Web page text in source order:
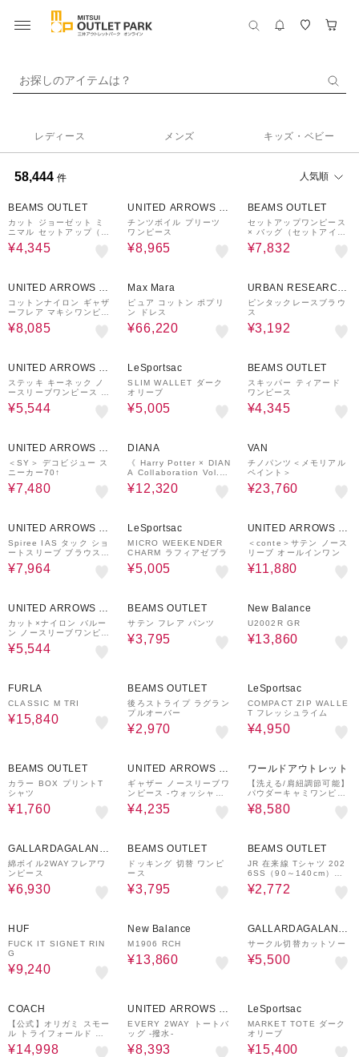
お探しのアイテムは？
レディース メンズ キッズ・ベビー
58,444 件 人気順
BEAMS OUTLET
カット ジョーゼット ミ
ニマル セットアップ（セ
ットアイテム）
¥4,345
UNITED ARROWS O
UTLET
チンツボイル プリーツ
ワンピース
¥8,965
BEAMS OUTLET
セットアップワンピース
× バッグ（セットアイテ
ム）
¥7,832
UNITED ARROWS O
UTLET
コットンナイロン ギャザ
ーフレア マキシワンピー
ス
¥8,085
Max Mara
ピュア コットン ポプリ
ン ドレス
¥66,220
URBAN RESEARCH
ware house
ピンタックレースブラウ
ス
¥3,192
UNITED ARROWS O
UTLET
ステッキ キーネック ノ
ースリーブワンピース ＜
A DAY IN THE LIFE＞
¥5,544
LeSportsac
SLIM WALLET ダーク
オリーブ
¥5,005
BEAMS OUTLET
スキッパー ティアード
ワンピース
¥4,345
UNITED ARROWS O
UTLET
＜SY＞ デコビジュー ス
ニーカー70↑
¥7,480
DIANA
《 Harry Potter × DIAN
A Collaboration Vol.2
》「パトローナ
¥12,320
VAN
チノパンツ＜メモリアル
ペイント＞
¥23,760
UNITED ARROWS O
UTLET
Spiree IAS タック ショ
ートスリーブ ブラウス ‐
接触冷感・UVカット・ス
トレッチ・ウォッシャブ
¥7,964
LeSportsac
MICRO WEEKENDER
CHARM ラフィアゼブラ
¥5,005
UNITED ARROWS O
UTLET
＜conte＞サテン ノース
リーブ オールインワン
¥11,880
UNITED ARROWS O
UTLET
カット×ナイロン バルー
ン ノースリーブワンピー
ス ＜A DAY IN THE LI
FE＞
¥5,544
BEAMS OUTLET
サテン フレア パンツ
¥3,795
New Balance
U2002R GR
¥13,860
FURLA
CLASSIC M TRI
¥15,840
BEAMS OUTLET
後ろストライプ ラグラン
プルオーバー
¥2,970
LeSportsac
COMPACT ZIP WALLE
T フレッシュライム
¥4,950
BEAMS OUTLET
カラー BOX プリントT
シャツ
¥1,760
UNITED ARROWS O
UTLET
ギャザー ノースリーブワ
ンピース ‐ウォッシャブ
ル‐ ＜A DAY IN THE LI
FE＞
¥4,235
ワールドアウトレット
【洗える/肩紐調節可能】
パウダーキャミワンピー
ス
¥8,580
GALLARDAGALANT
E
綿ボイル2WAYフレアワ
ンピース
¥6,930
BEAMS OUTLET
ドッキング 切替 ワンピ
ース
¥3,795
BEAMS OUTLET
JR 在来線 Tシャツ 202
6SS（90～140cm）外
遊び プチプラ 保育園 通
学 電車
¥2,772
HUF
FUCK IT SIGNET RIN
G
¥9,240
New Balance
M1906 RCH
¥13,860
GALLARDAGALANT
E
サークル切替カットソー
¥5,500
COACH
【公式】オリガミ スモー
ル トライフォールド ウ
ォレット
¥14,998
UNITED ARROWS O
UTLET
EVERY 2WAY トートバ
ッグ -撥水-
¥8,393
LeSportsac
MARKET TOTE ダーク
オリーブ
¥15,400